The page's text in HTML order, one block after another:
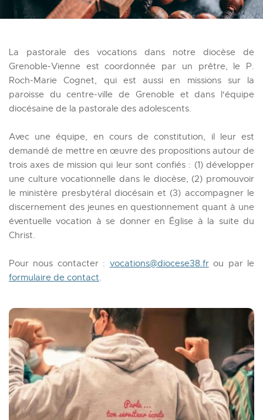
La pastorale des vocations dans notre diocèse de
Grenoble-Vienne est coordonnée par un prêtre, le P.
Roch-Marie Cognet, qui est aussi en missions sur la
paroisse du centre-ville de Grenoble et dans l'équipe
diocésaine de la pastorale des adolescents.
Avec une équipe, en cours de constitution, il leur est
demandé de mettre en œuvre des propositions autour de
trois axes de mission qui leur sont confiés : (1) développer
une culture vocationnelle dans le diocèse, (2) promouvoir
le ministère presbytéral diocésain et (3) accompagner le
discernement des jeunes en questionnement quant à une
éventuelle vocation à se donner en Église à la suite du
Christ.
Pour nous contacter : vocations@diocese38.fr
formulaire de contact.